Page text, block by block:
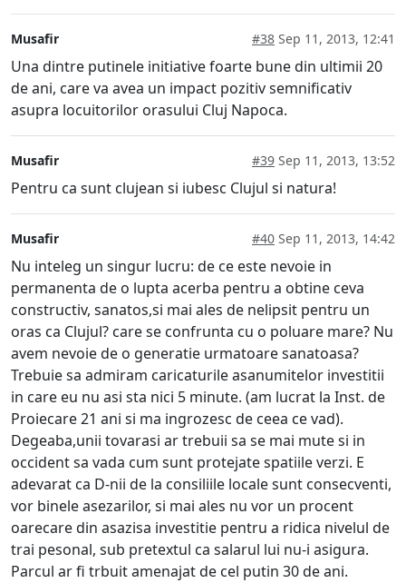
Musafir #38 Sep 11, 2013, 12:41
Una dintre putinele initiative foarte bune din ultimii 20
de ani, care va avea un impact pozitiv semnificativ
asupra locuitorilor orasului Cluj Napoca.
Musafir #39 Sep 11, 2013, 13:52
Pentru ca sunt clujean si iubesc Clujul si natura!
Musafir #40 Sep 11, 2013, 14:42
Nu inteleg un singur lucru: de ce este nevoie in
permanenta de o lupta acerba pentru a obtine ceva
constructiv, sanatos,si mai ales de nelipsit pentru un
oras ca Clujul? care se confrunta cu o poluare mare? Nu
avem nevoie de o generatie urmatoare sanatoasa?
Trebuie sa admiram caricaturile asanumitelor investitii
in care eu nu asi sta nici 5 minute. (am lucrat la Inst. de
Proiecare 21 ani si ma ingrozesc de ceea ce vad).
Degeaba,unii tovarasi ar trebuii sa se mai mute si in
occident sa vada cum sunt protejate spatiile verzi. E
adevarat ca D-nii de la consiliile locale sunt consecventi,
vor binele asezarilor, si mai ales nu vor un procent
oarecare din asazisa investitie pentru a ridica nivelul de
trai pesonal, sub pretextul ca salarul lui nu-i asigura.
Parcul ar fi trbuit amenajat de cel putin 30 de ani.